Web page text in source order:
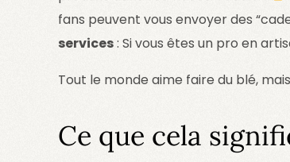
fans peuvent vous envoyer des
services: Si vous êtes un pro en
Tout le monde aime faire du blé,
Ce que cela